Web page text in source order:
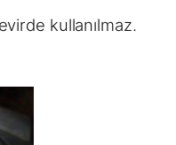
kullanılmaz.